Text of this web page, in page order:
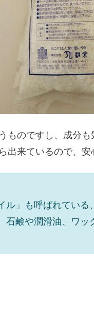
ものですし、成分
出来ているので、安
」も呼ばれている、
石鹸や潤滑油、ワッ